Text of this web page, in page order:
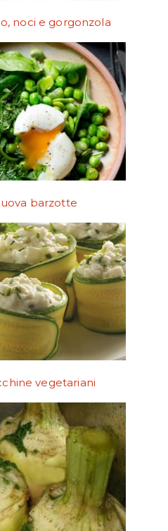
noci e gorgonzola
barzotte
vegetariani